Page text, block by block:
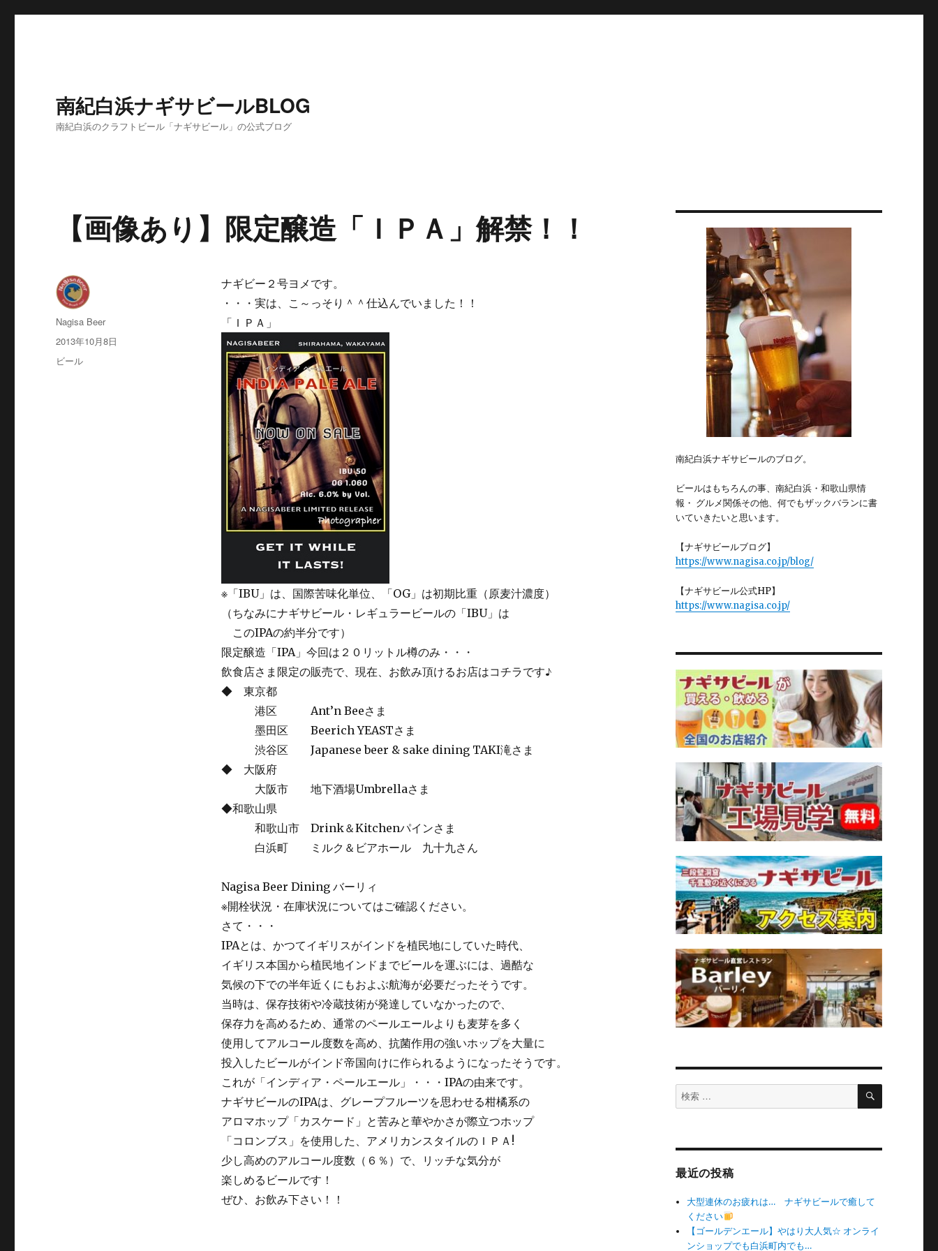
南紀白浜ナギサビールBLOG
南紀白浜のクラフトビール「ナギサビール」の公式ブログ
【画像あり】限定醸造「ＩＰＡ」解禁！！
ナギビー２号ヨメです。
・・・実は、こ～っそり＾＾仕込んでいました！！
「ＩＰＡ」
※「IBU」は、国際苦味化単位、「OG」は初期比重（原麦汁濃度）
（ちなみにナギサビール・レギュラービールの「IBU」は
このIPAの約半分です）
限定醸造「IPA」今回は２０リットル樽のみ・・・
飲食店さま限定の販売で、現在、お飲み頂けるお店はコチラです♪
◆ 東京都
港区 Ant’n Beeさま
墨田区 Beerich YEASTさま
渋谷区 Japanese beer & sake dining TAKI滝さま
◆ 大阪府
大阪市 地下酒場Umbrellaさま
◆和歌山県
和歌山市 Drink＆Kitchenパインさま
白浜町 ミルク＆ビアホール 九十九さん
Nagisa Beer Dining バーリィ
※開栓状況・在庫状況についてはご確認ください。
さて・・・
IPAとは、かつてイギリスがインドを植民地にしていた時代、
イギリス本国から植民地インドまでビールを運ぶには、過酷な
気候の下での半年近くにもおよぶ航海が必要だったそうです。
当時は、保存技術や冷蔵技術が発達していなかったので、
保存力を高めるため、通常のペールエールよりも麦芽を多く
使用してアルコール度数を高め、抗菌作用の強いホップを大量に
投入したビールがインド帝国向けに作られるようになったそうです。
これが「インディア・ペールエール」・・・IPAの由来です。
ナギサビールのIPAは、グレープフルーツを思わせる柑橘系の
アロマホップ「カスケード」と苦みと華やかさが際立つホップ
「コロンブス」を使用した、アメリカンスタイルのＩＰＡ!
少し高めのアルコール度数（６％）で、リッチな気分が
楽しめるビールです！
ぜひ、お飲み下さい！！
投
稿
Nagisa Beer
投
稿
日:
2013年10月8日
カ
ビール
南紀白浜ナギサビールのブログ。
ビールはもちろんの事、南紀白浜・和歌山県情
報・ グルメ関係その他、何でもザックバランに書
いていきたいと思います。
【ナギサビールブログ】
https://www.nagisa.co.jp/blog/
【ナギサビール公式HP】
https://www.nagisa.co.jp/
検
索
検
最近の投稿
大型連休のお疲れは… ナギサビールで癒して
ください
【ゴールデンエール】やはり大人気☆ オンライ
ンショップでも白浜町内でも…